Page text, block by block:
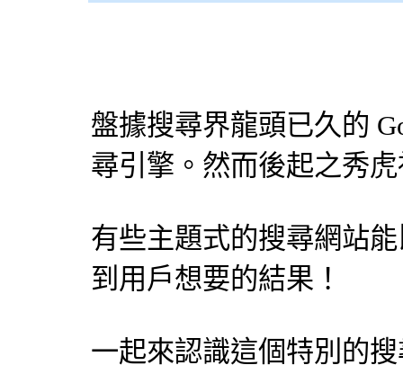
盤據搜尋界龍頭已久的
尋引擎 。然而後起之秀
有些主題式的搜尋網站
到用戶想要的結果！
一起來認識這個特別的